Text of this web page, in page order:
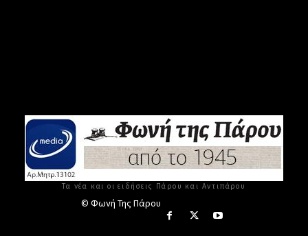
Τα νέα και οι ειδήσεις Πάρου και Αντιπάρου
© Φωνή Της Πάρου